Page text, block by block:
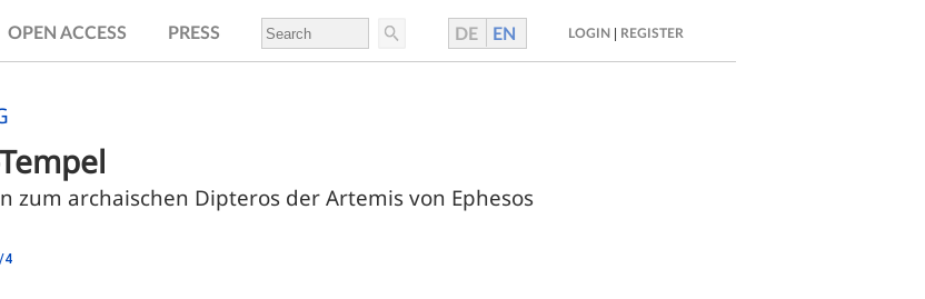
OPEN ACCESS PRESS DE EN LOGIN REGISTER
zum archaischen Dipteros der Artemis von Ephesos
4